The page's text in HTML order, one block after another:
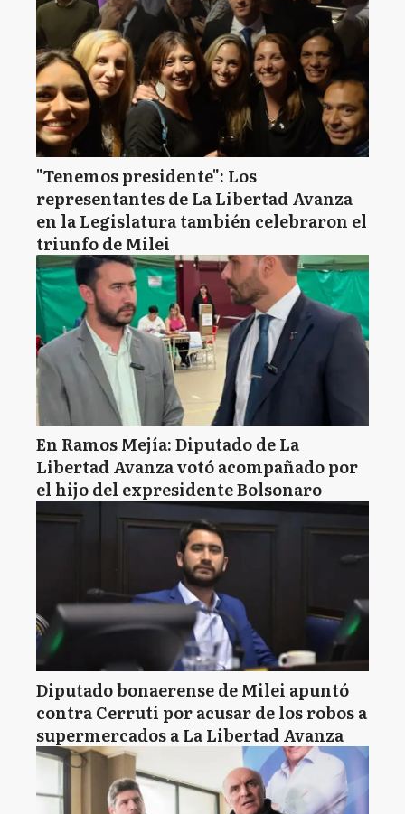
"Tenemos presidente": Los
representantes de La Libertad Avanza
en la Legislatura también celebraron el
triunfo de Milei
En Ramos Mejía: Diputado de La
Libertad Avanza votó acompañado por
el hijo del expresidente Bolsonaro
Diputado bonaerense de Milei apuntó
contra Cerruti por acusar de los robos a
supermercados a La Libertad Avanza